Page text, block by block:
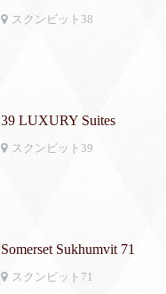
スクンビット38
39 LUXURY Suites
スクンビット39
Somerset Sukhumvit 71
スクンビット71